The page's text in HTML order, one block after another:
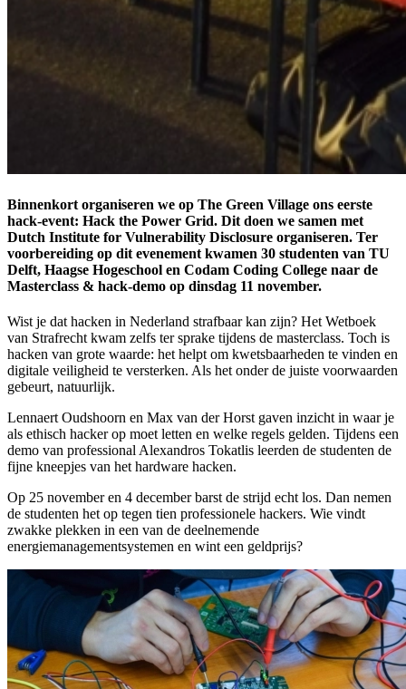
Binnenkort organiseren we op The Green Village ons eerste
hack-event: Hack the Power Grid. Dit doen we samen met
Dutch Institute for Vulnerability Disclosure organiseren. Ter
voorbereiding op dit evenement kwamen 30 studenten van TU
Delft, Haagse Hogeschool en Codam Coding College naar de
Masterclass & hack-demo op dinsdag 11 november.
Wist je dat hacken in Nederland strafbaar kan zijn? Het Wetboek
van Strafrecht kwam zelfs ter sprake tijdens de masterclass. Toch is
hacken van grote waarde: het helpt om kwetsbaarheden te vinden en
digitale veiligheid te versterken. Als het onder de juiste voorwaarden
gebeurt, natuurlijk.
Lennaert Oudshoorn en Max van der Horst gaven inzicht in waar je
als ethisch hacker op moet letten en welke regels gelden. Tijdens een
demo van professional Alexandros Tokatlis leerden de studenten de
fijne kneepjes van het hardware hacken.
Op 25 november en 4 december barst de strijd echt los. Dan nemen
de studenten het op tegen tien professionele hackers. Wie vindt
zwakke plekken in een van de deelnemende
energiemanagementsystemen en wint een geldprijs?